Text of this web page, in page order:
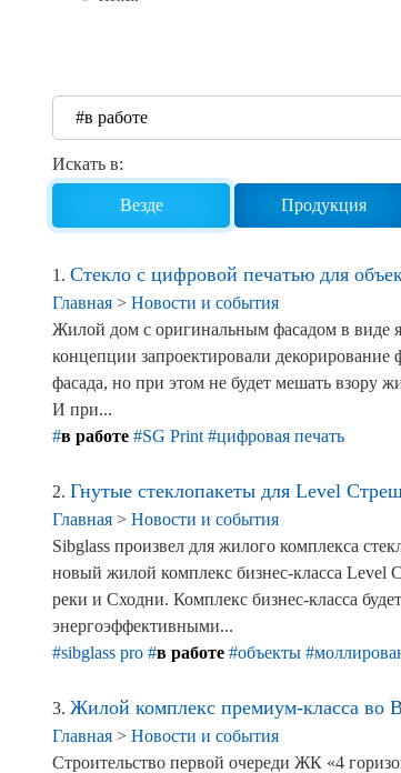
Продажа недвижимости
Искать в:
Везде Продукция
1. Стекло с цифровой печатью для
Главная > Новости и события
Жилой дом с оригинальным фасадом в виде
концепции запроектировали
фасада, но при этом не будет мешать взору
И при...
#в работе #SG Print #цифровая печать
2. Гнутые стеклопакеты для Level
Главная > Новости и события
Sibglass произвел для жилого комплекса
новый жилой комплекс бизнес-класса Level
реки и Сходни. Комплекс бизнес-класса
энергоэффективными...
#sibglass pro #в работе #объекты
3. Жилой комплекс премиум-класса во
Главная > Новости и события
Строительство первой очереди ЖК «4